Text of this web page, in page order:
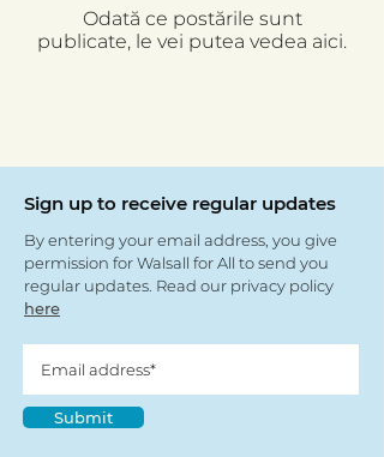
Odată ce postările sunt
publicate, le vei putea vedea aici.
Sign up to receive regular updates
By entering your email address, you give
permission for Walsall for All to send you
regular updates. Read our privacy policy
here
Submit